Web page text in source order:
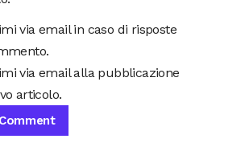
via email in caso di risposte
via email alla pubblicazione
articolo.